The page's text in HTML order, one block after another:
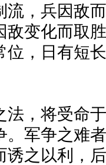
流，兵因敌
敌变化而取
位，日有短
法，将受命
。军争之难
诱之以利，